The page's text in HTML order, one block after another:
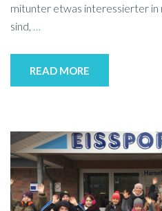
mit­un­ter et­was in­ter­es­sier­ter
sind, …
READ MORE